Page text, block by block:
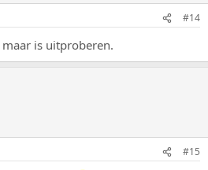
#14
is uitproberen.
#15